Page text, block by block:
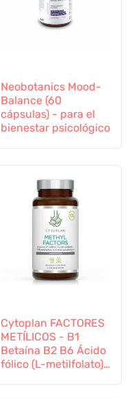
Neobotanics Mood-
Balance (60
cápsulas) - para el
bienestar psicológico
Cytoplan FACTORES
METÍLICOS - B1
Betaína B2 B6 Ácido
fólico (L-metilfolato)